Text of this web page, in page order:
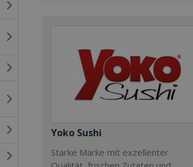
Yoko Sushi
Starke Marke mit exzellenter